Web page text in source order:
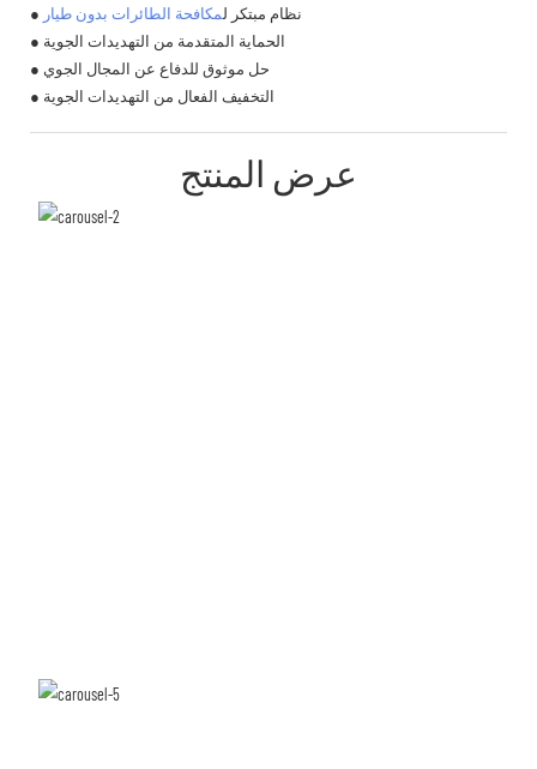
● نظام مبتكر لمكافحة الطائرات بدون طيار
● الحماية المتقدمة من التهديدات الجوية
● حل موثوق للدفاع عن المجال الجوي
● التخفيف الفعال من التهديدات الجوية
عرض المنتج